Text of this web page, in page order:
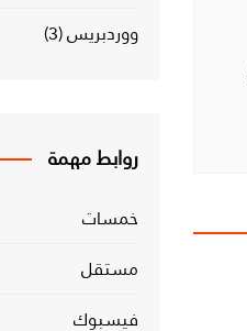
ووردبريس(3)
روابط مهمة
خمسات
مستقل
فيسبوك